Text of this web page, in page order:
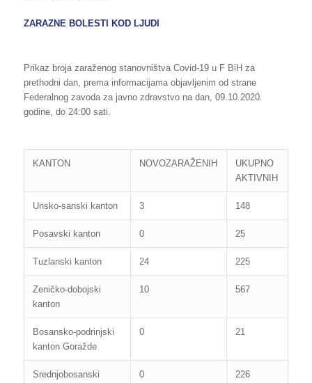
ZARAZNE BOLESTI KOD LJUDI
Prikaz broja zaraženog stanovništva Covid-19 u F BiH za
prethodni dan, prema informacijama objavljenim od strane
Federalnog zavoda za javno zdravstvo na dan, 09.10.2020.
godine, do 24:00 sati.
KANTON NOVOZARAŽENIH
UKUPNO
AKTIVNIH
Unsko-sanski kanton 3 148
Posavski kanton 0 25
Tuzlanski kanton 24 225
Zeničko-dobojski
kanton
10 567
Bosansko-podrinjski
kanton Goražde
0 21
Srednjobosanski
0 226